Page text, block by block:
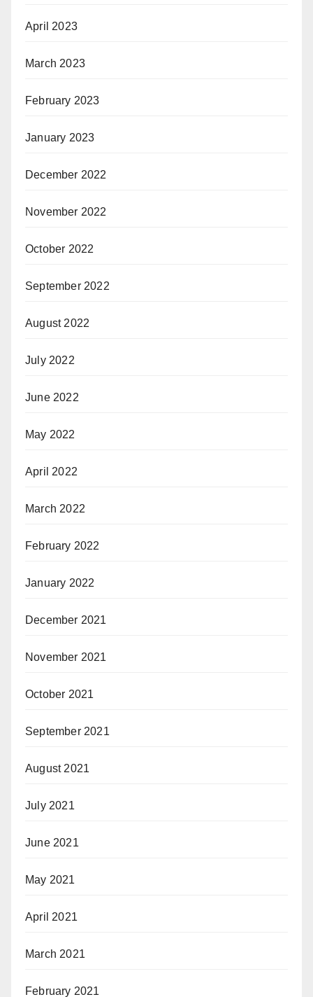
April 2023
March 2023
February 2023
January 2023
December 2022
November 2022
October 2022
September 2022
August 2022
July 2022
June 2022
May 2022
April 2022
March 2022
February 2022
January 2022
December 2021
November 2021
October 2021
September 2021
August 2021
July 2021
June 2021
May 2021
April 2021
March 2021
February 2021